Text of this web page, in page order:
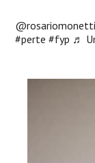
#perte #fyp ♬